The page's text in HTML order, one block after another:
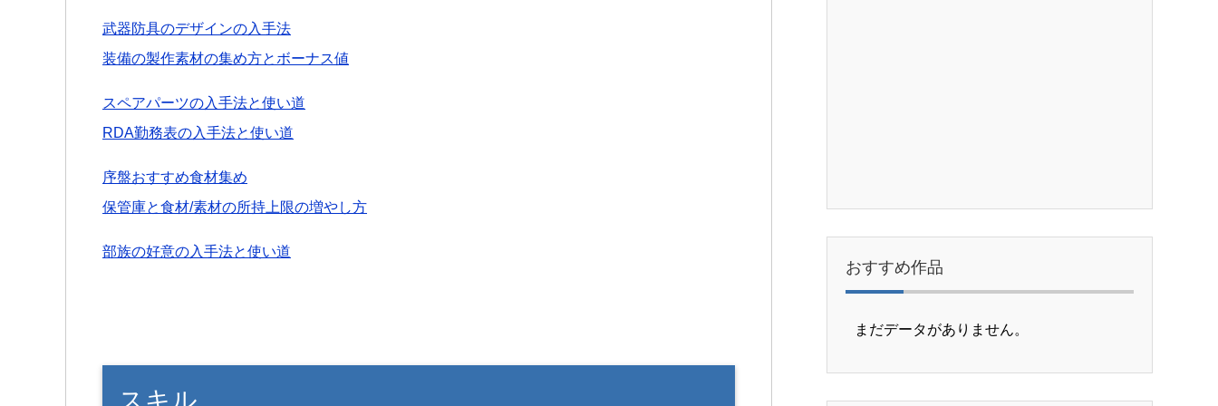
武器防具のデザインの入手法
装備の製作素材の集め方とボーナス値
スペアパーツの入手法と使い道
RDA勤務表の入手法と使い道
序盤おすすめ食材集め
保管庫と食材/素材の所持上限の増やし方
部族の好意の入手法と使い道
スキル
おすすめ作品
まだデータがありません。